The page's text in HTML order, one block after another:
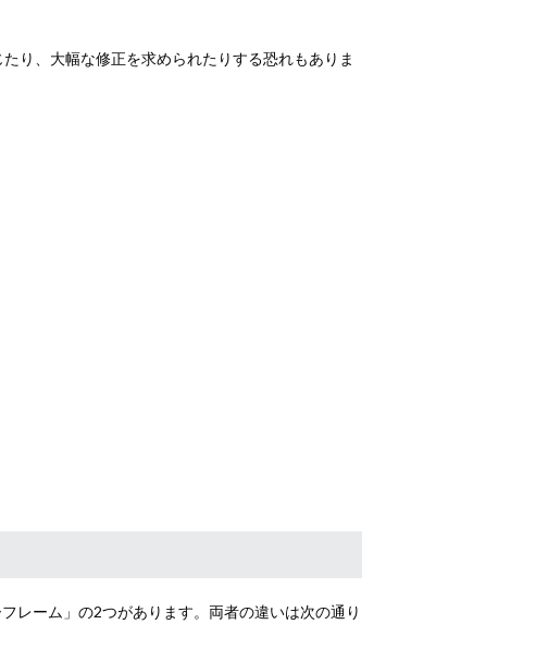
り、大幅な修正を求められたりする恐れもありま
レーム」の2つがあります。両者の違いは次の通り